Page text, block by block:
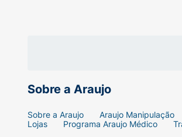
relaxam e a pressão
a qualquer outro
amamentação. - se você
de insulina) enquanto
informe ao seu médico
Sobre a Araujo
Sobre a Araujo Araujo Manipulação
Lojas
Programa Araujo Médico